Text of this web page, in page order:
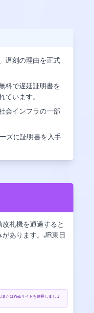
遅刻の理由を正式
料で遅延証明書を
います。
会インフラの一部
ズに証明書を入手
札機を通過すると
あります。JR東日
たはWebサイトを併用しましょ